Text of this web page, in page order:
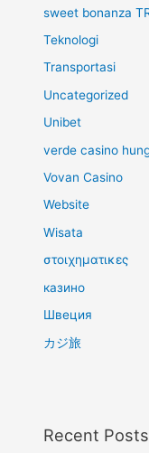
sweet bonanza
Teknologi
Transportasi
Uncategorized
Unibet
verde casino
Vovan Casino
Website
Wisata
στοιχηματικες
казино
Швеция
カジ旅
Recent Posts